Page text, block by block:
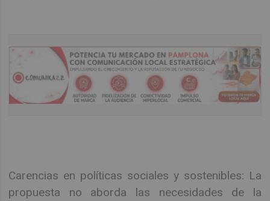
Carencias en políticas sociales y sostenibles: La
propuesta no aborda las necesidades de la